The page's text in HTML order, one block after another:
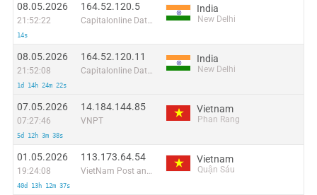
08.05.2026
21:52:22
14s
164.52.120.5
Capitalonline Data Service (HK) Co
India
New Delhi
08.05.2026
21:52:08
1d 14h 24m 22s
164.52.120.11
Capitalonline Data Service (HK) Co
India
New Delhi
07.05.2026
07:27:46
5d 12h 3m 38s
14.184.144.85
VNPT
Vietnam
Phan Rang
01.05.2026
19:24:08
40d 13h 12m 37s
113.173.64.54
VietNam Post and Telecom Corporation
Vietnam
Quận Sáu